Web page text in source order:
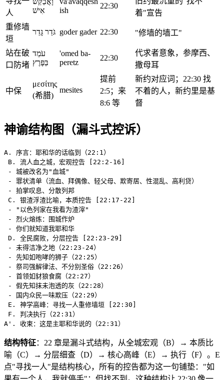
人
אִישׁ
ish
22:30
着"宣告
重修墙
垣
גֹּדֵר גָּדֵר goder gader 22:30 "修墙的墙工"
站在破
口防堵
עֹמֵד
בַּפֶּרֶץ
'omed ba-
peretz
22:30
代求者意象，参摩西、
撒母耳
中保
μεσίτης
(希腊)
mesites
提前
2:5；来
8:6 等
新约对应词；22:30 找
不着的人，新约里是基
督
神谕结构图（漏斗式控诉）
A. 序言：耶和华的话临到（22:1）
B. 流人血之城，宏观控告 [22:2-16]
- 城被改名为"血城"
- 罪状清单（流血、拜偶像、轻父母、欺寄居、性混乱、高利贷）
- 拍掌叹息、分散列邦
C. 银渣浮渣比喻，本质控告 [22:17-22]
- "以色列家在我看为渣滓"
- 烈火熔炼：围城作炉
- 你们就知道我耶和华
D. 全民腐败，分层控告 [22:23-29]
- 未得洁净之地（22:23-24）
- 先知如咆哮的狮子（22:25）
- 祭司强解律法、不分别圣俗（22:26）
- 首领如豺狼食腐（22:27）
- 假先知抹未泡透的灰（22:28）
- 国内众民一味欺压（22:29）
E. 神学高峰：寻找一人重修墙垣 [22:30]
F. 判决执行（22:31）
结构特征：22 章是漏斗式结构，从全城宏观（B）→ 本质比
喻（C）→ 分层细查（D）→ 核心高峰（E）→ 执行（F）。E
点"寻找一人"是结构核心，所有的控告都为这一句铺垫："如